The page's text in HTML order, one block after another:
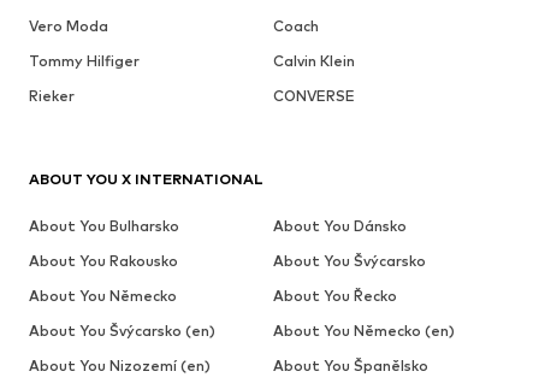
Vero Moda
Coach
Tommy Hilfiger
Calvin Klein
Rieker
CONVERSE
ABOUT YOU X INTERNATIONAL
About You Bulharsko
About You Dánsko
About You Rakousko
About You Švýcarsko
About You Německo
About You Řecko
About You Švýcarsko (en)
About You Německo (en)
About You Nizozemí (en)
About You Španělsko